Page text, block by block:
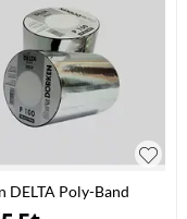
DELTA Poly-Band
mm x 100 m